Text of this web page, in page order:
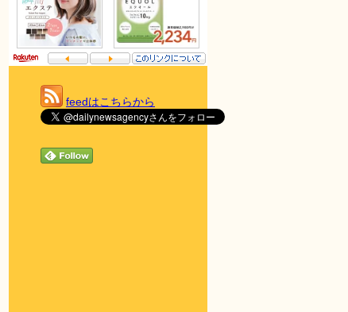
feedはこちらから